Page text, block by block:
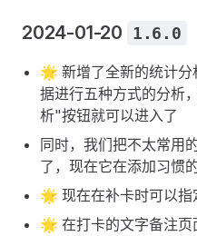
2024-01-20 1.6.0
🌟 新增了全新的统计
据进行五种方式的分析
析"按钮就可以进入了
同时，我们把不太常用
了，现在它在添加习惯
🌟 现在在补卡时可以指
🌟 在打卡的文字备注